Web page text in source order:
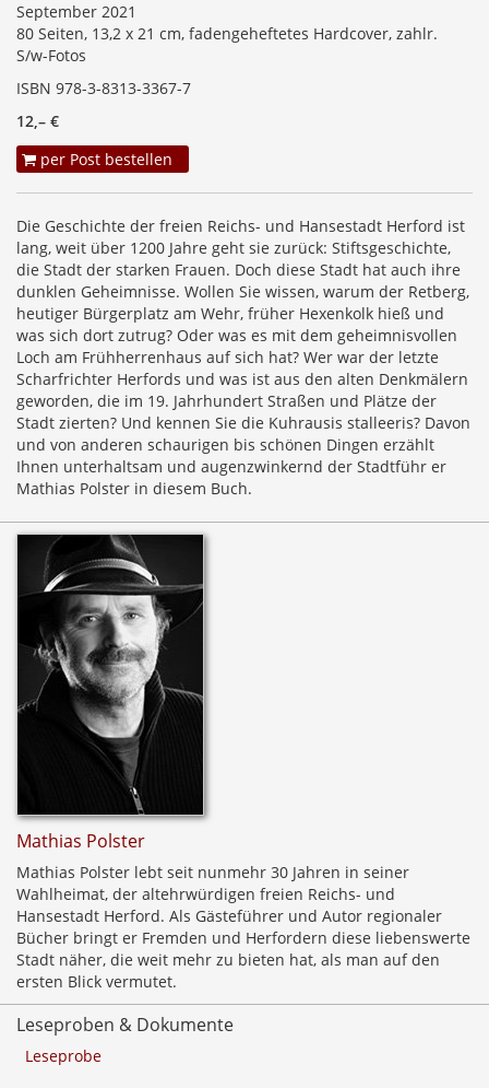
September 2021
80 Seiten, 13,2 x 21 cm, fadengeheftetes Hardcover, zahlr.
S/w-Fotos
ISBN 978-3-8313-3367-7
12,– €
per Post bestellen
Die Geschichte der freien Reichs- und Hansestadt Herford ist
lang, weit über 1200 Jahre geht sie zurück: Stiftsgeschichte,
die Stadt der starken Frauen. Doch diese Stadt hat auch ihre
dunklen Geheimnisse. Wollen Sie wissen, warum der Retberg,
heutiger Bürgerplatz am Wehr, früher Hexenkolk hieß und
was sich dort zutrug? Oder was es mit dem geheimnisvollen
Loch am Frühherrenhaus auf sich hat? Wer war der letzte
Scharfrichter Herfords und was ist aus den alten Denkmälern
geworden, die im 19. Jahrhundert Straßen und Plätze der
Stadt zierten? Und kennen Sie die Kuhrausis stalleeris? Davon
und von anderen schaurigen bis schönen Dingen erzählt
Ihnen unterhaltsam und augenzwinkernd der Stadtführ er
Mathias Polster in diesem Buch.
Mathias Polster
Mathias Polster lebt seit nunmehr 30 Jahren in seiner
Wahlheimat, der altehrwürdigen freien Reichs- und
Hansestadt Herford. Als Gästeführer und Autor regionaler
Bücher bringt er Fremden und Herfordern diese liebenswerte
Stadt näher, die weit mehr zu bieten hat, als man auf den
ersten Blick vermutet.
Leseproben & Dokumente
Leseprobe